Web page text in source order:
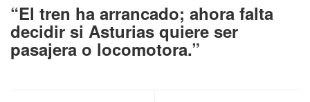
“El tren ha arrancado; ahora falta
decidir si Asturias quiere ser
pasajera o locomotora.”